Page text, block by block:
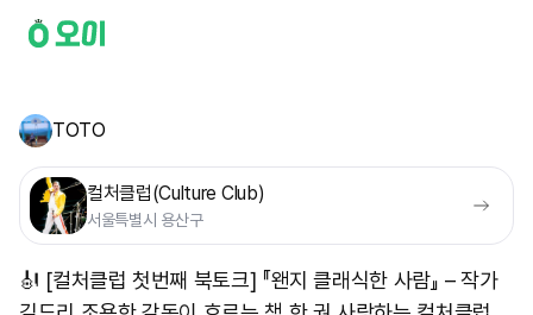
TOTO
컬처클럽(Culture Club)
서울특별시 용산구
🎻 [컬처클럽 첫번째 북토크] 『왠지 클래식한 사람』 – 작가